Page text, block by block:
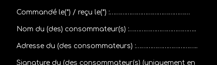
Commandé le(*) / reçu le(*) :………………………………………
Nom du (des) consommateur(s) :………………………………..
Adresse du (des consommateurs) :……………………………..
Signature du (des consommateur(s) (uniquement en